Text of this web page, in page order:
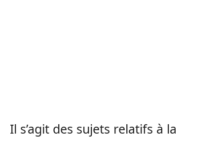
Il s’agit des sujets relatifs à la